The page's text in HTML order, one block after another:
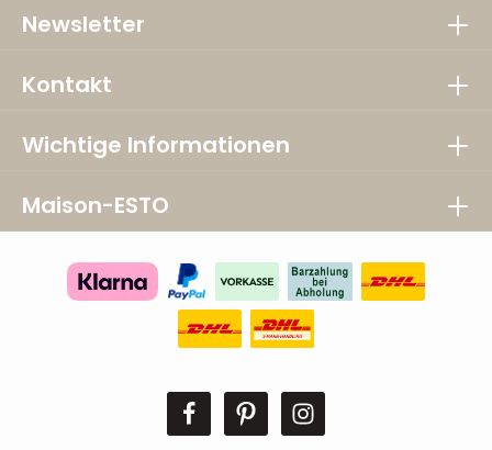
Newsletter
Kontakt
Wichtige Informationen
Maison-ESTO